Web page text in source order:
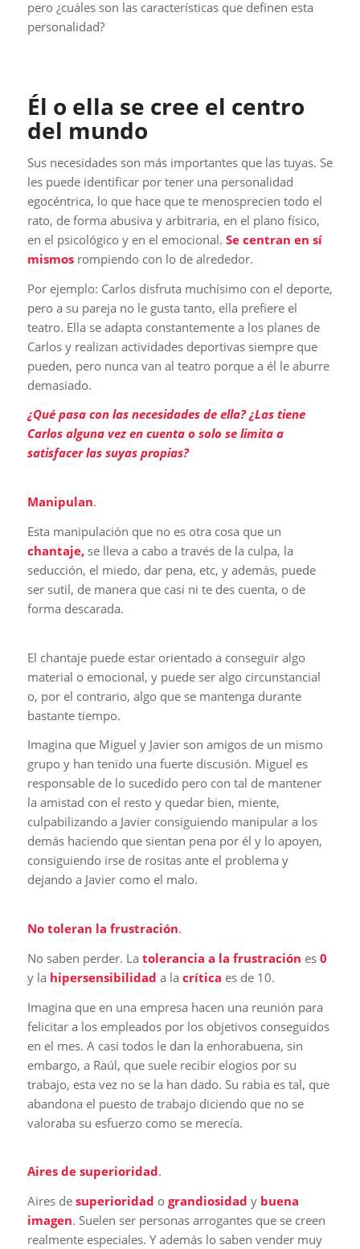
pero ¿cuáles son las características que definen esta
personalidad?
Él o ella se cree el centro
del mundo
Sus necesidades son más importantes que las tuyas. Se
les puede identificar por tener una personalidad
egocéntrica, lo que hace que te menosprecien todo el
rato, de forma abusiva y arbitraria, en el plano físico,
en el psicológico y en el emocional. Se centran en sí
mismosrompiendo con lo de alrededor.
Por ejemplo: Carlos disfruta muchísimo con el deporte,
pero a su pareja no le gusta tanto, ella prefiere el
teatro. Ella se adapta constantemente a los planes de
Carlos y realizan actividades deportivas siempre que
pueden, pero nunca van al teatro porque a él le aburre
demasiado.
¿Qué pasa con las necesidades de ella? ¿Las tiene
Carlos alguna vez en cuenta o solo se limita a
satisfacer las suyas propias?
Manipulan.
Esta manipulación que no es otra cosa que un
chantaje,se lleva a cabo a través de la culpa, la
seducción, el miedo, dar pena, etc, y además, puede
ser sutil, de manera que casi ni te des cuenta, o de
forma descarada.
El chantaje puede estar orientado a conseguir algo
material o emocional, y puede ser algo circunstancial
o, por el contrario, algo que se mantenga durante
bastante tiempo.
Imagina que Miguel y Javier son amigos de un mismo
grupo y han tenido una fuerte discusión. Miguel es
responsable de lo sucedido pero con tal de mantener
la amistad con el resto y quedar bien, miente,
culpabilizando a Javier consiguiendo manipular a los
demás haciendo que sientan pena por él y lo apoyen,
consiguiendo irse de rositas ante el problema y
dejando a Javier como el malo.
No toleran la frustración.
No saben perder. La tolerancia a la frustración es0
y la hipersensibilidad a la crítica es de 10.
Imagina que en una empresa hacen una reunión para
felicitar a los empleados por los objetivos conseguidos
en el mes. A casi todos le dan la enhorabuena, sin
embargo, a Raúl, que suele recibir elogios por su
trabajo, esta vez no se la han dado. Su rabia es tal, que
abandona el puesto de trabajo diciendo que no se
valoraba su esfuerzo como se merecía.
Aires de superioridad.
Aires de superioridad o grandiosidad y buena
imagen. Suelen ser personas arrogantes que se creen
realmente especiales. Y además lo saben vender muy